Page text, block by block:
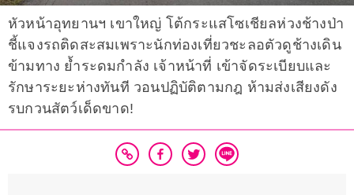
หัวหน้าอุทยานฯ เขาใหญ่ โต้กระแสโซเชียลห่วงช้างป่า
ชี้แจงรถติดสะสมเพราะนักท่องเที่ยวชะลอตัวดูช้างเดิน
ข้ามทาง ย้ำระดมกำลัง เจ้าหน้าที่ เข้าจัดระเบียบและ
รักษาระยะห่างทันที วอนปฏิบัติตามกฎ ห้ามส่งเสียงดัง
รบกวนสัตว์เด็ดขาด!